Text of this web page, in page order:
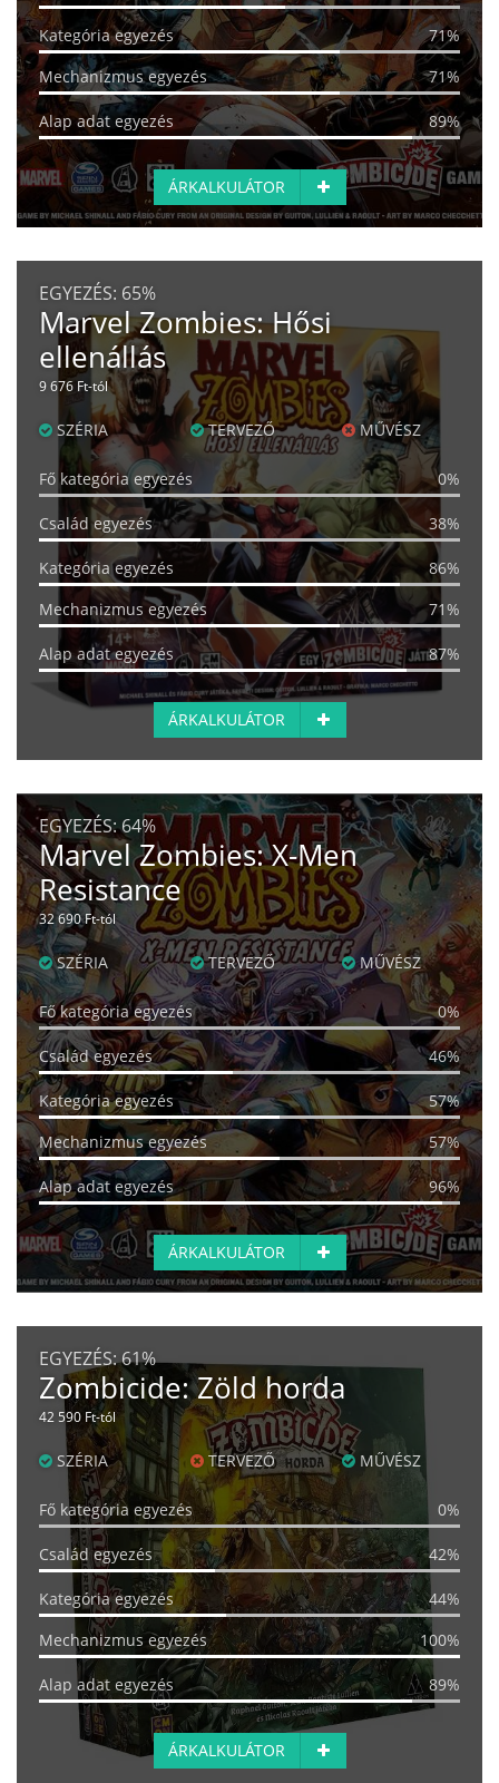
Kategória egyezés
71%
Mechanizmus egyezés
71%
Alap adat egyezés 89%
ÁRKALKULÁTOR
EGYEZÉS: 65%
Marvel Zombies: Hősi
ellenállás
9 676 Ft-tól
SZÉRIA TERVEZŐ MŰVÉSZ
Fő kategória egyezés 0%
Család egyezés 38%
Kategória egyezés
86%
Mechanizmus egyezés
71%
Alap adat egyezés 87%
ÁRKALKULÁTOR
EGYEZÉS:64%
Marvel Zombies: X-Men
Resistance
32 690 Ft-tól
SZÉRIA TERVEZŐ MŰVÉSZ
Fő kategória egyezés 0%
Család egyezés 46%
Kategória egyezés
57%
Mechanizmus egyezés
57%
Alap adat egyezés 96%
ÁRKALKULÁTOR
EGYEZÉS:61%
Zombicide: Zöld horda
42 590 Ft-tól
SZÉRIA TERVEZŐ MŰVÉSZ
Fő kategória egyezés 0%
Család egyezés 42%
Kategória egyezés
44%
Mechanizmus egyezés
100%
Alap adat egyezés 89%
ÁRKALKULÁTOR